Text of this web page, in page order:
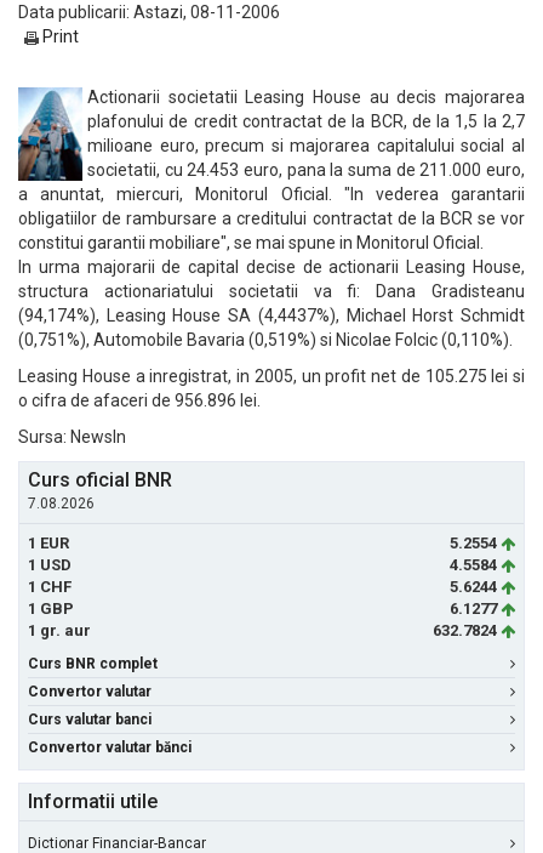
Data publicarii: Astazi, 08-11-2006
Print
Actionarii societatii Leasing House au decis majorarea
plafonului de credit contractat de la BCR, de la 1,5 la 2,7
milioane euro, precum si majorarea capitalului social al
societatii, cu 24.453 euro, pana la suma de 211.000 euro,
a anuntat, miercuri, Monitorul Oficial. "In vederea garantarii
obligatiilor de rambursare a creditului contractat de la BCR se vor
constitui garantii mobiliare", se mai spune in Monitorul Oficial.
In urma majorarii de capital decise de actionarii Leasing House,
structura actionariatului societatii va fi: Dana Gradisteanu
(94,174%), Leasing House SA (4,4437%), Michael Horst Schmidt
(0,751%), Automobile Bavaria (0,519%) si Nicolae Folcic (0,110%).
Leasing House a inregistrat, in 2005, un profit net de 105.275 lei si
o cifra de afaceri de 956.896 lei.
Sursa: NewsIn
Curs oficial BNR
7.08.2026
1 EUR
5.2554
1 USD
4.5584
1 CHF
5.6244
1 GBP
6.1277
1 gr. aur
632.7824
Curs BNR complet
Convertor valutar
Curs valutar banci
Convertor valutar bănci
Informatii utile
Dictionar Financiar-Bancar